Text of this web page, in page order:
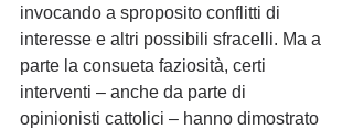
invocando a sproposito conflitti di
interesse e altri possibili sfracelli. Ma a
parte la consueta faziosità, certi
interventi – anche da parte di
opinionisti cattolici – hanno dimostrato